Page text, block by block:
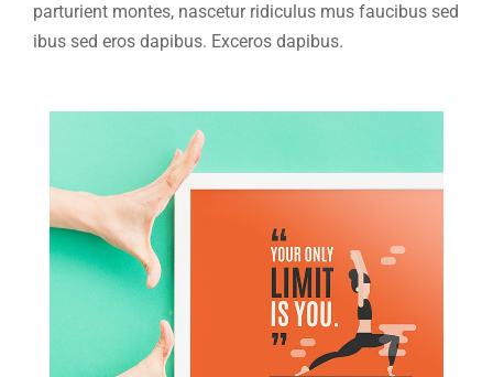
parturient montes, nascetur ridiculus mus faucibus sed
ibus sed eros dapibus. Exceros dapibus.